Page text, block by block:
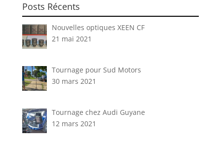
Posts Récents
Nouvelles optiques XEEN CF
21 mai 2021
Tournage pour Sud Motors
30 mars 2021
Tournage chez Audi Guyane
12 mars 2021